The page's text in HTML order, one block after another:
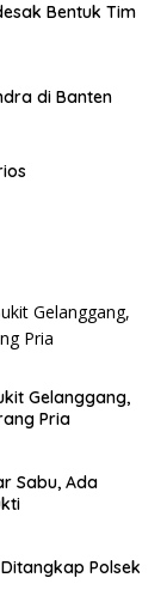
Bentuk Tim
di Banten
Gelanggang,
Pria
Sabu, Ada
Polsek